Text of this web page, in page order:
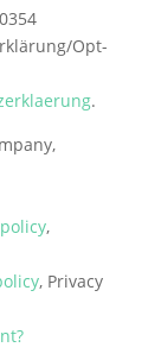
Opt-
.
,
, Privacy